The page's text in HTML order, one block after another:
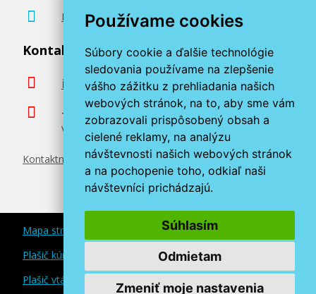
Používame cookies
Súbory cookie a ďalšie technológie
sledovania používame na zlepšenie
vášho zážitku z prehliadania našich
webových stránok, na to, aby sme vám
zobrazovali prispôsobený obsah a
cielené reklamy, na analýzu
návštevnosti našich webových stránok
a na pochopenie toho, odkiaľ naši
návštevníci prichádzajú.
Súhlasím
Odmietam
Zmeniť moje nastavenia
Originálna náplň EPSON T9442 (Azúrová)
Originálna náplň
74,90 €
Pridať do košíka
Poradenstvo zadarmo
Kontaktujte nás
info@miroluk.sk
+420 377 222 313
Volajte v pracovné dni od 8. do 17. hod.
Kontaktné údaje
Mapa stránok
Plašič kún a myší
Plašič vtákov